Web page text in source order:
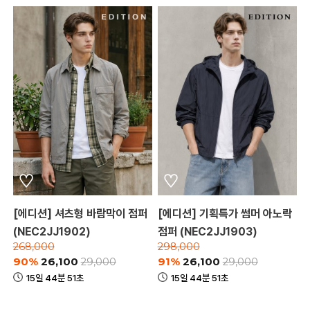
[에디션] 셔츠형 바람막이 점퍼
(NEC2JJ1902)
268,000
90% 26,100 29,000
15일 44분 51초
[에디션] 기획특가 썸머 아노락
점퍼 (NEC2JJ1903)
298,000
91% 26,100 29,000
15일 44분 51초